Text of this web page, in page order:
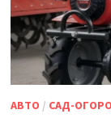
АВТО / САД-